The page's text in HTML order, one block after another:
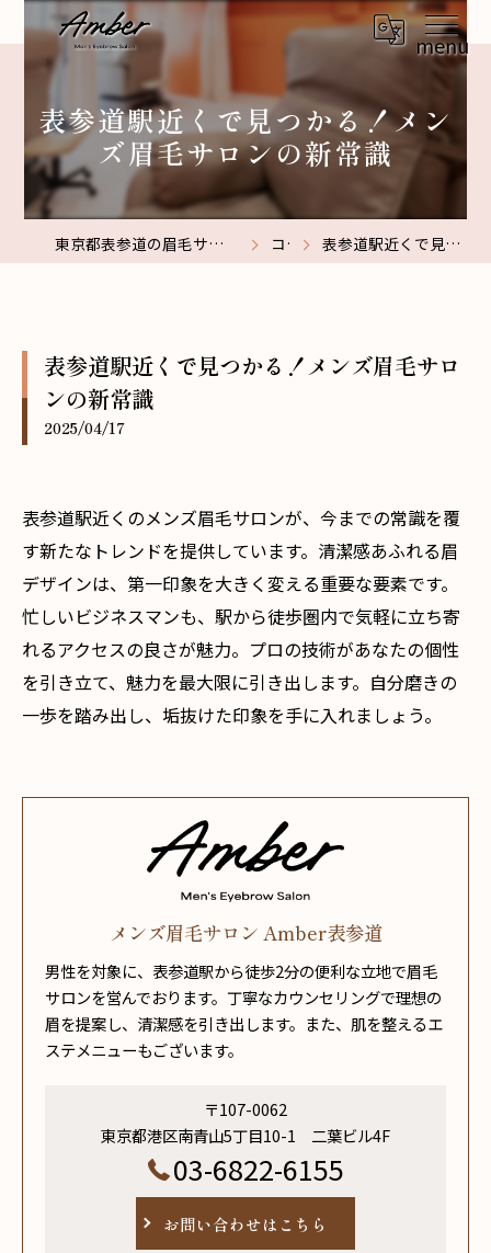
表参道駅近くで見つかる！メン
ズ眉毛サロンの新常識
東京都表参道の眉毛サロンなら【メンズ眉毛サロン】Amber表参道 コラム 表参道駅近くで見つかる！メンズ眉毛サロンの新常識
表参道駅近くで見つかる！メンズ眉毛サロ
ンの新常識
2025/04/17
表参道駅近くのメンズ眉毛サロンが、今までの常識を覆
す新たなトレンドを提供しています。清潔感あふれる眉
デザインは、第一印象を大きく変える重要な要素です。
忙しいビジネスマンも、駅から徒歩圏内で気軽に立ち寄
れるアクセスの良さが魅力。プロの技術があなたの個性
を引き立て、魅力を最大限に引き出します。自分磨きの
一歩を踏み出し、垢抜けた印象を手に入れましょう。
メンズ眉毛サロン Amber表参道
男性を対象に、表参道駅から徒歩2分の便利な立地で眉毛
サロンを営んでおります。丁寧なカウンセリングで理想の
眉を提案し、清潔感を引き出します。また、肌を整えるエ
ステメニューもございます。
〒107-0062
東京都港区南青山5丁目10-1 二葉ビル4F
03-6822-6155
お問い合わせはこちら